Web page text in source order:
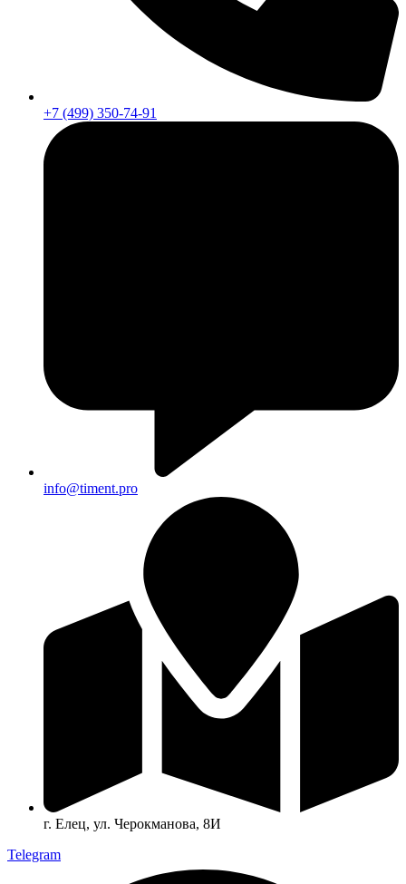
+7 (499) 350-74-91
info@timent.pro
г. Елец, ул. Черокманова, 8И
Telegram